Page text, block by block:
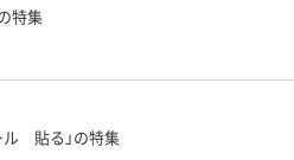
特集
貼る」の特集